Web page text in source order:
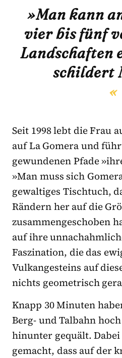
»Man kann
vier bis fünf
Landschaften
schildert
Seit 1998 lebt die Frau
auf La Gomera und
gewundenen Pfade
»Man muss sich
gewaltiges Tischtuch,
Rändern her auf die
zusammengeschoben
auf ihre
Faszination, die das
Vulkangesteins auf
nichts geometrisch
Knapp 30 Minuten
Berg- und Talbahn
hinunter gequält.
gemacht, dass auf der